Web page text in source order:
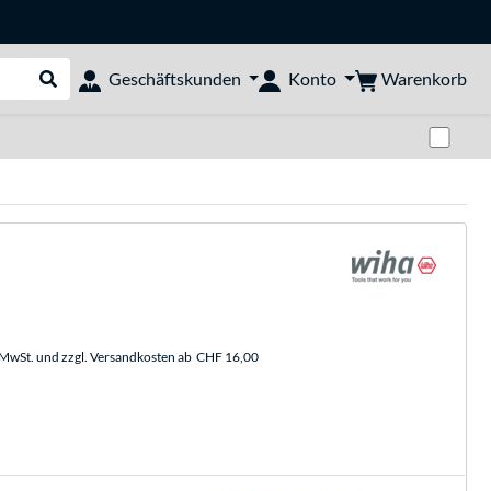
Suche durchführen
Geschäftskunden Konto Warenkorb
und zzgl. Versandkosten ab CHF 16,00